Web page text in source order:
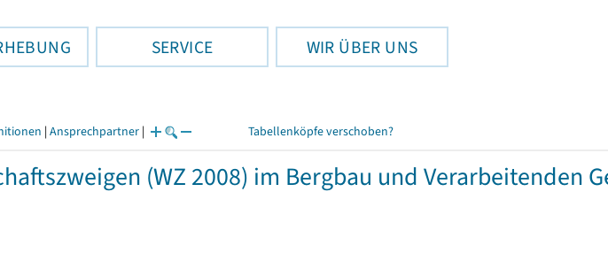
SERVICE WIR ÜBER UNS
| Ansprechpartner | Tabellenköpfe verschoben?
(WZ 2008) im Bergbau und Verarbeitenden